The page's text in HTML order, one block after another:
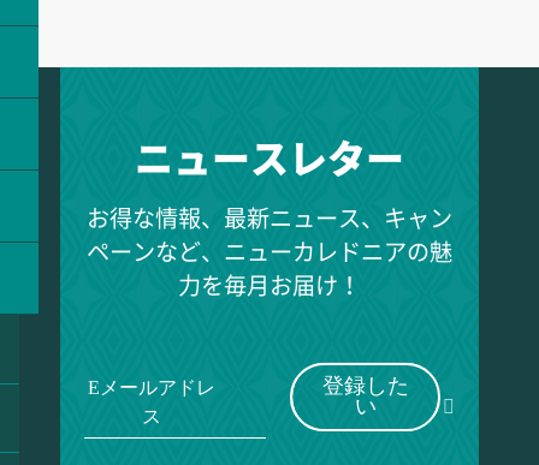
ニュースレター
お得な情報、最新ニュース、キャン
ペーンなど、ニューカレドニアの魅
力を毎月お届け！
Eメールアドレ
ス
登録した
い